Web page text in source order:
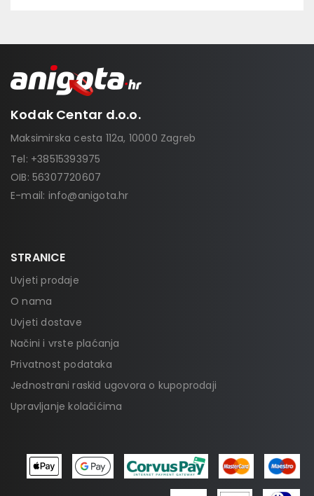
Kodak Centar d.o.o.
Maksimirska cesta 112a, 10000 Zagreb
Tel: +38515393975
OIB: 56307720607
E-mail: info@anigota.hr
STRANICE
Uvjeti prodaje
O nama
Uvjeti dostave
Načini i vrste plaćanja
Privatnost podataka
Jednostrani raskid ugovora o kupoprodaji
Upravljanje kolačićima